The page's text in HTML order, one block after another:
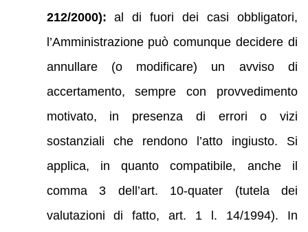
212/2000): al di fuori dei casi obbligatori,
l’Amministrazione può comunque decidere di
annullare (o modificare) un avviso di
accertamento, sempre con provvedimento
motivato, in presenza di errori o vizi
sostanziali che rendono l’atto ingiusto. Si
applica, in quanto compatibile, anche il
comma 3 dell’art. 10‑quater (tutela dei
valutazioni di fatto, art. 1 l. 14/1994). In